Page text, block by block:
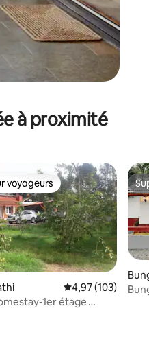
à proximité
de 91 commentaires : 4,81
les plus appréciés
voyageurs
Évaluation
4,97 (103)
1er étage